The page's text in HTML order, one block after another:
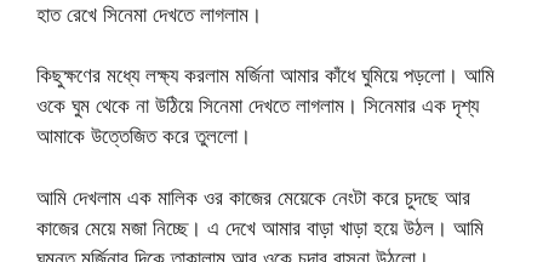
হাত রেখে সিনেমা দেখতে লাগলাম।
কিছুক্ষণের মধ্যে লক্ষ্য করলাম মর্জিনা আমার কাঁধে ঘুমিয়ে পড়লো। আমি
ওকে ঘুম থেকে না উঠিয়ে সিনেমা দেখতে লাগলাম। সিনেমার এক দৃশ্য
আমাকে উত্তেজিত করে তুললো।
আমি দেখলাম এক মালিক ওর কাজের মেয়েকে নেংটা করে চুদছে আর
কাজের মেয়ে মজা নিচ্ছে। এ দেখে আমার বাড়া খাড়া হয়ে উঠল। আমি